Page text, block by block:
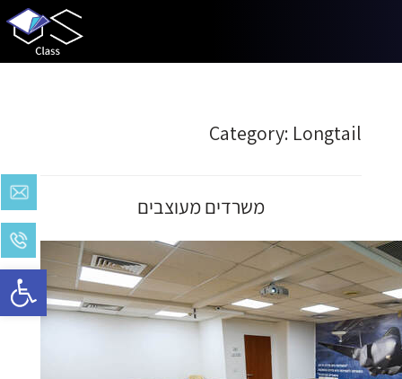
Open toolbar
Category: Longtail
משרדים מעוצבים